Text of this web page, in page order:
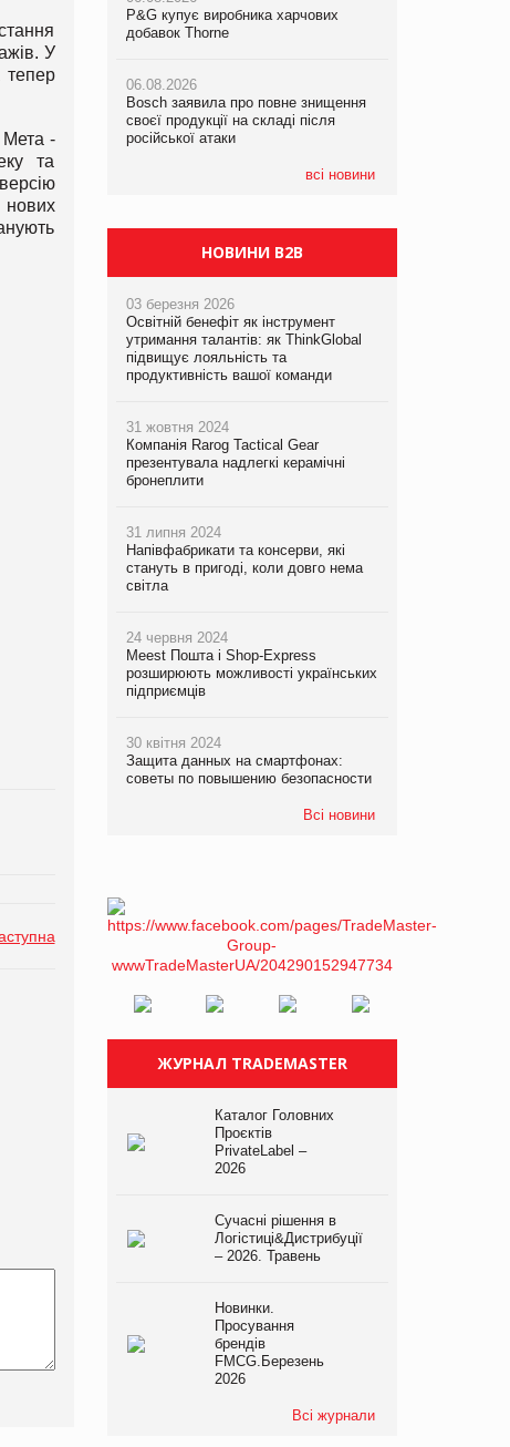
У
тепер
Мета -
та
нових
P&G купує виробника харчових
добавок Thorne
06.08.2026
Bosch заявила про повне знищення
своєї продукції на складі після
російської атаки
всі новини
P&G купує виробника харчових
добавок Thorne
06.08.2026
Bosch заявила про повне знищення
своєї продукції на складі після
російської атаки
P&G купує виробника харчових
добавок Thorne
06.08.2026
Bosch заявила про повне знищення
своєї продукції на складі після
російської атаки
НОВИНИ B2B
03 березня 2026
Освітній бенефіт як інструмент
утримання талантів: як ThinkGlobal
підвищує лояльність та
продуктивність вашої команди
31 жовтня 2024
Компанія Rarog Tactical Gear
презентувала надлегкі керамічні
бронеплити
31 липня 2024
Напівфабрикати та консерви, які
стануть в пригоді, коли довго нема
світла
24 червня 2024
Meest Пошта і Shop-Express
розширюють можливості українських
підприємців
30 квітня 2024
Защита данных на смартфонах:
советы по повышению безопасности
Всі новини
ЖУРНАЛ TRADEMASTER
Каталог Головних
Проєктів
PrivateLabel –
2026
Сучасні рішення в
Логістиці&Дистрибуції
– 2026. Травень
Новинки.
Просування
брендів
FMCG.Березень
2026
Всі журнали